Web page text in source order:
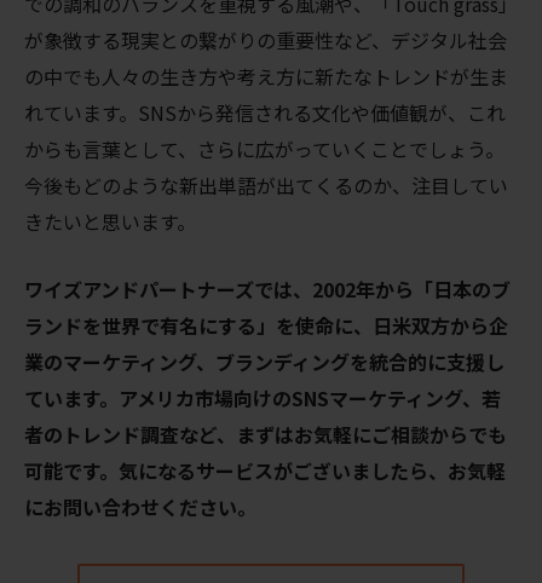
が象徴する現実との繋がりの重要性など、デジタル社会
の中でも人々の生き方や考え方に新たなトレンドが生ま
れています。SNSから発信される文化や価値観が、これ
からも言葉として、さらに広がっていくことでしょう。
今後もどのような新出単語が出てくるのか、注目してい
きたいと思います。
ワイズアンドパートナーズでは、2002年から「日本のブ
ランドを世界で有名にする」を使命に、日米双方から企
業のマーケティング、ブランディングを統合的に支援し
ています。アメリカ市場向けのSNSマーケティング、若
者のトレンド調査など、まずはお気軽にご相談からでも
可能です。気になるサービスがございましたら、お気軽
にお問い合わせください。